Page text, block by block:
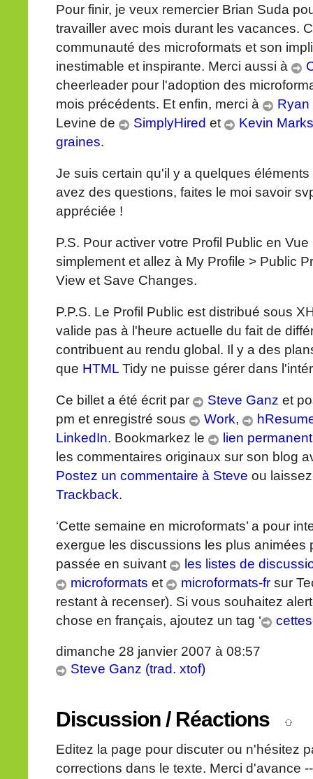
Pour finir, je veux remercier Brian Suda
travailler avec mois durant les vacances.
communauté des microformats et son
inestimable et inspirante. Merci aussi à
cheerleader pour l'adoption des
mois précédents. Et enfin, merci à
Ryan
Levine de
SimplyHired et
Kevin Marks
graines.
Je suis certain qu'il y a quelques
avez des questions, faites le moi savoir
appréciée !
P.S. Pour activer votre Profil Public en
simplement et allez à My Profile > Public
View et Save Changes.
P.P.S. Le Profil Public est distribué sous
valide pas à l'heure actuelle du fait de
contribuent au rendu global. Il y a des
que HTML Tidy ne puisse gérer dans
Ce billet a été écrit par Steve Ganz et
pm et enregistré sous
Work,
LinkedIn. Bookmarkez le
lien
les commentaires originaux sur son blog
Postez un commentaire à Steve ou
Trackback.
‘Cette semaine en microformats’ a pour
exergue les discussions les plus animées
passée en suivant
les listes de
microformats et microformats-fr sur
restant à recenser). Si vous souhaitez
chose en français, ajoutez un tag ‘
dimanche 28 janvier 2007 à 08:57
Steve Ganz (trad. xtof)
Discussion / Réactions
Editez la page pour discuter ou n'hésitez
corrections dans le texte. Merci d'avance